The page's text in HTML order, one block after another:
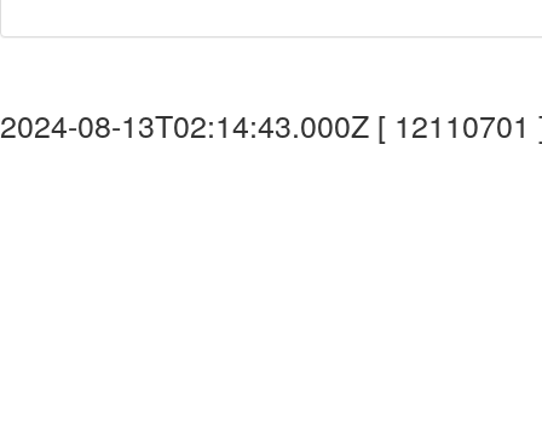
2024-08-13T02:14:43.000Z [ 12110701